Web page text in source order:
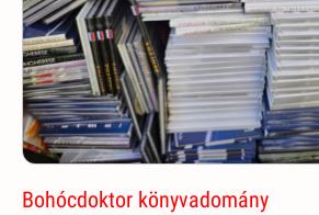
Bohócdoktor könyvadomány